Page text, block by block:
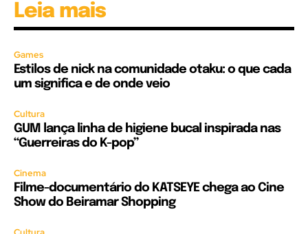
Leia mais
Games
Estilos de nick na comunidade otaku: o que cada
um significa e de onde veio
Cultura
GUM lança linha de higiene bucal inspirada nas
“Guerreiras do K-pop”
Cinema
Filme-documentário do KATSEYE chega ao Cine
Show do Beiramar Shopping